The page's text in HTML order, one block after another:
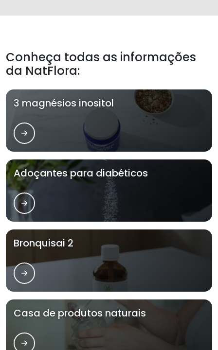
Conheça todas as informações
da NatFlora:
3 magnésios inositol
Adoçantes para diabéticos
Bronquisai 2
Casa de produtos naturais